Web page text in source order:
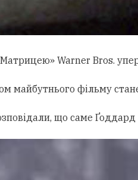
Warner Bros.
майбутнього фільму
що саме